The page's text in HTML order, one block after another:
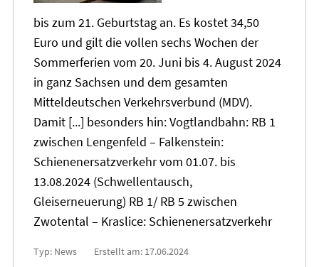
bis zum 21. Geburtstag an. Es kostet 34,50
Euro und gilt die vollen sechs Wochen der
Sommerferien vom 20. Juni bis 4. August 2024
in ganz Sachsen und dem gesamten
Mitteldeutschen Verkehrsverbund (MDV).
Damit [...] besonders hin: Vogtlandbahn: RB 1
zwischen Lengenfeld – Falkenstein:
Schienenersatzverkehr vom 01.07. bis
13.08.2024 (Schwellentausch,
Gleiserneuerung) RB 1/ RB 5 zwischen
Zwotental – Kraslice: Schienenersatzverkehr
Typ: News Erstellt am: 17.06.2024